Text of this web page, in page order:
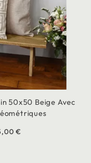
50x50 Beige Avec
€